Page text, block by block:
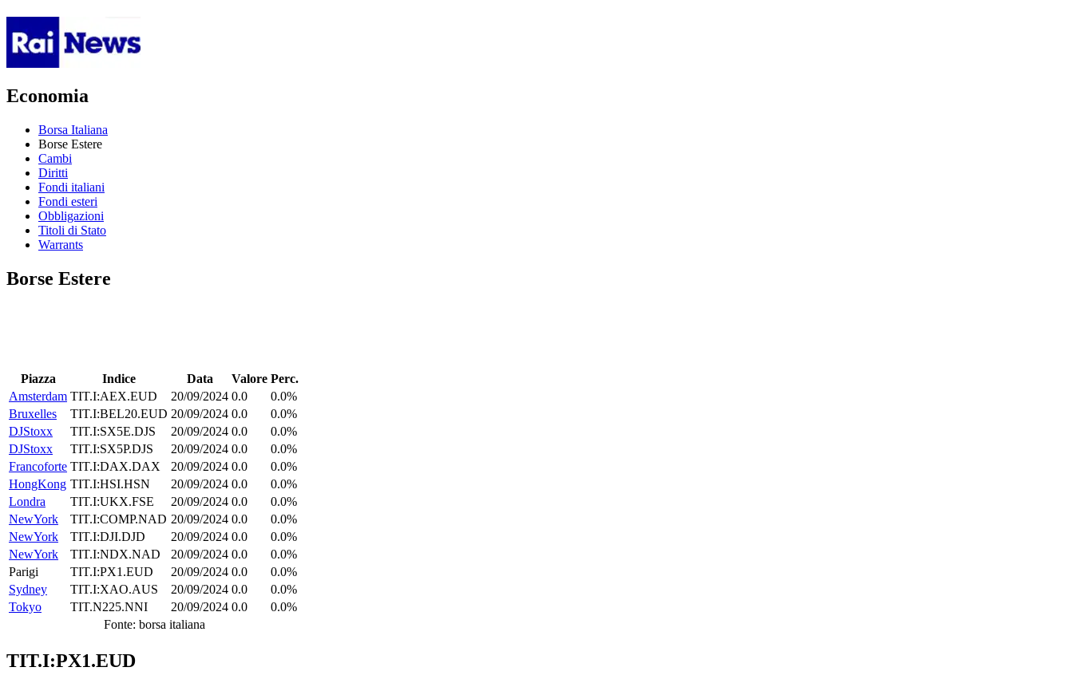
Economia
Borsa Italiana
Borse Estere
Cambi
Diritti
Fondi italiani
Fondi esteri
Obbligazioni
Titoli di Stato
Warrants
Borse Estere
Piazza Indice Data Valore Perc.
Amsterdam TIT.I:AEX.EUD 20/09/2024 0.0
0.0%
Bruxelles
TIT.I:BEL20.EUD 20/09/2024 0.0
0.0%
DJStoxx
TIT.I:SX5E.DJS 20/09/2024 0.0
0.0%
DJStoxx
TIT.I:SX5P.DJS 20/09/2024 0.0
0.0%
Francoforte TIT.I:DAX.DAX 20/09/2024 0.0
0.0%
HongKong TIT.I:HSI.HSN 20/09/2024 0.0
0.0%
Londra
TIT.I:UKX.FSE 20/09/2024 0.0
0.0%
NewYork
TIT.I:COMP.NAD 20/09/2024 0.0
0.0%
NewYork
TIT.I:DJI.DJD 20/09/2024 0.0
0.0%
NewYork
TIT.I:NDX.NAD 20/09/2024 0.0
0.0%
Parigi
TIT.I:PX1.EUD 20/09/2024 0.0
0.0%
Sydney
TIT.I:XAO.AUS 20/09/2024 0.0
0.0%
Tokyo
TIT.N225.NNI 20/09/2024 0.0
0.0%
Fonte: borsa italiana
TIT.I:PX1.EUD